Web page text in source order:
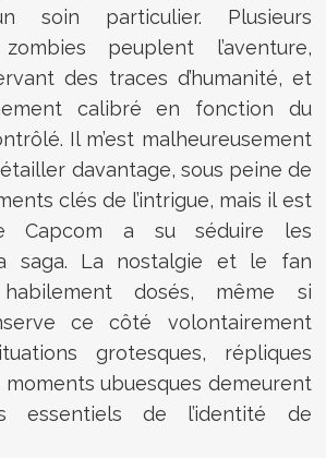
soin particulier. Plusieurs
peuplent l’aventure,
des traces d’humanité, et
calibré en fonction du
Il m’est malheureusement
davantage, sous peine de
clés de l’intrigue, mais il est
Capcom a su séduire les
saga. La nostalgie et le fan
dosés, même si
ce côté volontairement
grotesques, répliques
ubuesques demeurent
essentiels de l’identité de